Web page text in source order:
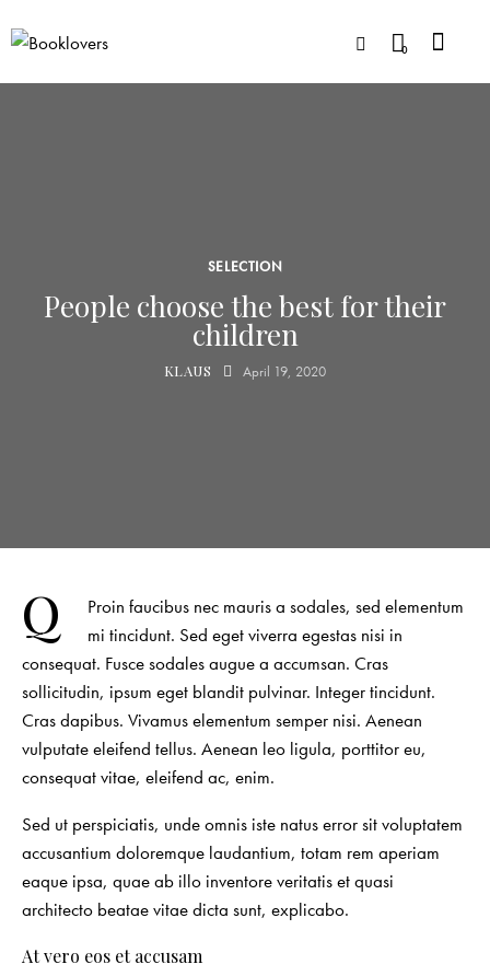
0
SELECTION
People choose the best for their
children
KLAUS April 19, 2020
Q
Proin faucibus nec mauris a sodales, sed elementum
mi tincidunt. Sed eget viverra egestas nisi in
consequat. Fusce sodales augue a accumsan. Cras
sollicitudin, ipsum eget blandit pulvinar. Integer tincidunt.
Cras dapibus. Vivamus elementum semper nisi. Aenean
vulputate eleifend tellus. Aenean leo ligula, porttitor eu,
consequat vitae, eleifend ac, enim.
Sed ut perspiciatis, unde omnis iste natus error sit voluptatem
accusantium doloremque laudantium, totam rem aperiam
eaque ipsa, quae ab illo inventore veritatis et quasi
architecto beatae vitae dicta sunt, explicabo.
At vero eos et accusam